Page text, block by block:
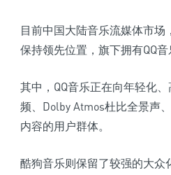
目前中国大陆音乐流媒体市
保持领先位置，旗下拥有QQ
其中，QQ音乐正在向年轻化
频、Dolby Atmos杜比全景声
内容的用户群体。
酷狗音乐则保留了较强的大众